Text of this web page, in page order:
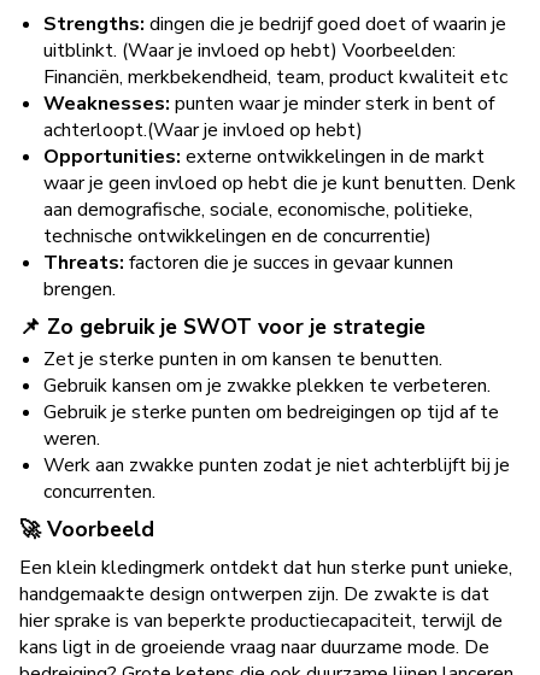
Strengths: dingen die je bedrijf goed doet of waarin je
uitblinkt. (Waar je invloed op hebt) Voorbeelden:
Financiën, merkbekendheid, team, product kwaliteit etc
Weaknesses: punten waar je minder sterk in bent of
achterloopt.(Waar je invloed op hebt)
Opportunities: externe ontwikkelingen in de markt
waar je geen invloed op hebt die je kunt benutten. Denk
aan demografische, sociale, economische, politieke,
technische ontwikkelingen en de concurrentie)
Threats: factoren die je succes in gevaar kunnen
brengen.
📌 Zo gebruik je SWOT voor je strategie
Zet je sterke punten in om kansen te benutten.
Gebruik kansen om je zwakke plekken te verbeteren.
Gebruik je sterke punten om bedreigingen op tijd af te
weren.
Werk aan zwakke punten zodat je niet achterblijft bij je
concurrenten.
🚀 Voorbeeld
Een klein kledingmerk ontdekt dat hun sterke punt unieke,
handgemaakte design ontwerpen zijn. De zwakte is dat
hier sprake is van beperkte productiecapaciteit, terwijl de
kans ligt in de groeiende vraag naar duurzame mode. De